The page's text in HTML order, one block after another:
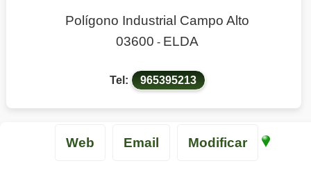
Polígono Industrial Campo Alto
03600 - ELDA
Tel: 965395213
Web Email Modificar